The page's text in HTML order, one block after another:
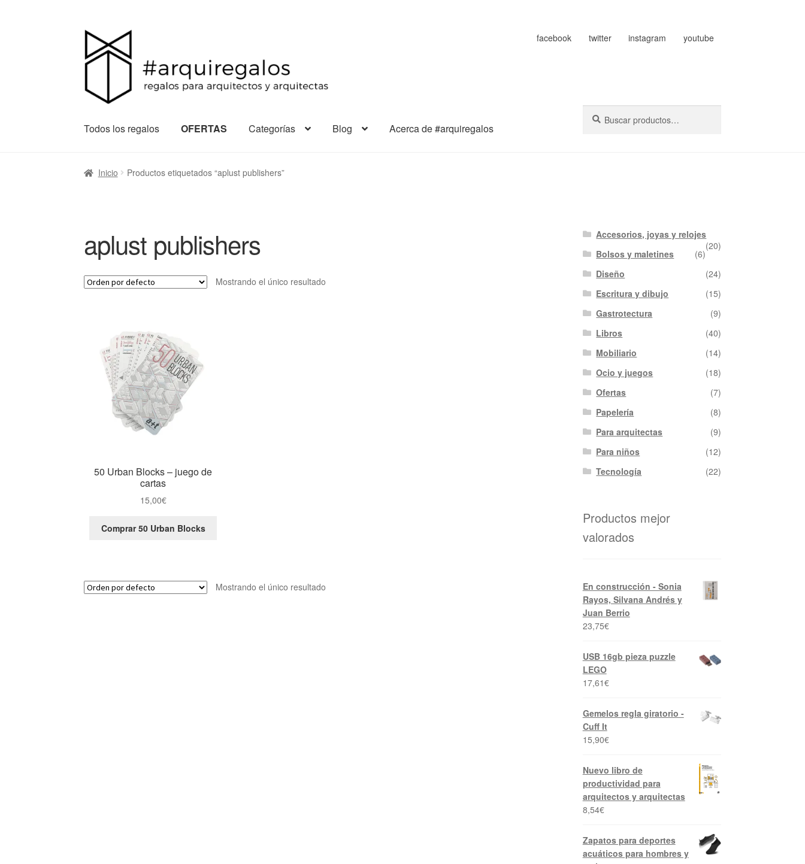
facebook twitter instagram youtube
Todos los regalos OFERTAS Categorías Blog Acerca de #arquiregalos
por:
Inicio Productos etiquetados “aplust publishers”
aplust publishers
Mostrando el único resultado
50 Urban Blocks – juego de
cartas
15,00€
Comprar 50 Urban Blocks
Mostrando el único resultado
Accesorios, joyas y relojes
(20)
Bolsos y maletines
(6)
Diseño
(24)
Escritura y dibujo
(15)
Gastrotectura
(9)
Libros
(40)
Mobiliario
(14)
Ocio y juegos
(18)
Ofertas
(7)
Papelería
(8)
Para arquitectas
(9)
Para niños
(12)
Tecnología
(22)
Productos mejor
valorados
En construcción - Sonia
Rayos, Silvana Andrés y
Juan Berrio
23,75€
USB 16gb pieza puzzle
LEGO
17,61€
Gemelos regla giratorio -
Cuff It
15,90€
Nuevo libro de
productividad para
arquitectos y arquitectas
8,54€
Zapatos para deportes
acuáticos para hombres y